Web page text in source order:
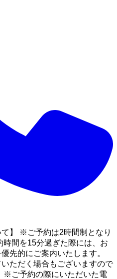
て】 ※ご予約は2時間制となり
間を15分過ぎた際には、お
先的にご案内いたします。
ただく場合もございますので
※ご予約の際にいただいた電